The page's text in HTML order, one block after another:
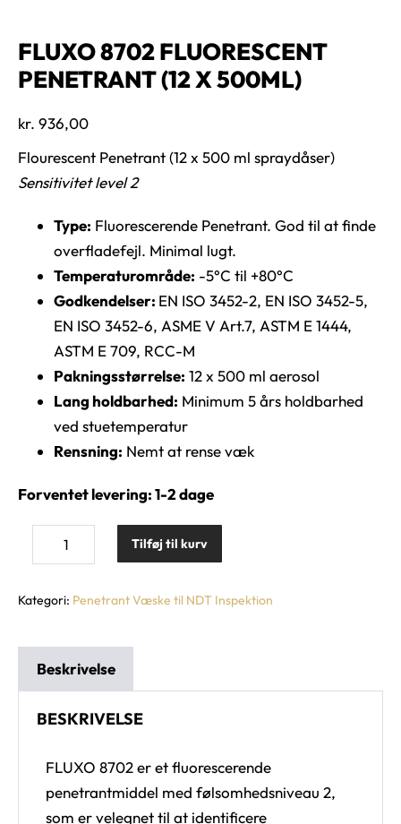
FLUXO 8702 FLUORESCENT
PENETRANT (12 X 500ML)
kr. 936,00
Flourescent Penetrant (12 x 500 ml spraydåser)
Sensitivitet level 2
Type: Fluorescerende Penetrant. God til at finde
overfladefejl. Minimal lugt.
Temperaturområde: -5°C til +80°C
Godkendelser: EN ISO 3452-2, EN ISO 3452-5,
EN ISO 3452-6, ASME V Art.7, ASTM E 1444,
ASTM E 709, RCC-M
Pakningsstørrelse: 12 x 500 ml aerosol
Lang holdbarhed: Minimum 5 års holdbarhed
ved stuetemperatur
Rensning: Nemt at rense væk
Forventet levering: 1-2 dage
Tilføj til kurv
Kategori: Penetrant Væske til NDT Inspektion
Beskrivelse
BESKRIVELSE
FLUXO 8702 er et fluorescerende
penetrantmiddel med følsomhedsniveau 2,
som er velegnet til at identificere